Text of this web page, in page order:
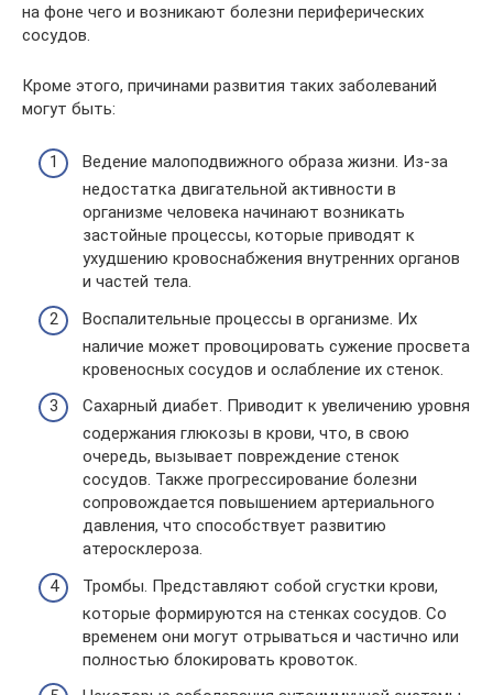
на фоне чего и возникают болезни периферических
сосудов.
Кроме этого, причинами развития таких заболеваний
могут быть:
Ведение малоподвижного образа жизни. Из-за
недостатка двигательной активности в
организме человека начинают возникать
застойные процессы, которые приводят к
ухудшению кровоснабжения внутренних органов
и частей тела.
Воспалительные процессы в организме. Их
наличие может провоцировать сужение просвета
кровеносных сосудов и ослабление их стенок.
Сахарный диабет. Приводит к увеличению уровня
содержания глюкозы в крови, что, в свою
очередь, вызывает повреждение стенок
сосудов. Также прогрессирование болезни
сопровождается повышением артериального
давления, что способствует развитию
атеросклероза.
Тромбы. Представляют собой сгустки крови,
которые формируются на стенках сосудов. Со
временем они могут отрываться и частично или
полностью блокировать кровоток.